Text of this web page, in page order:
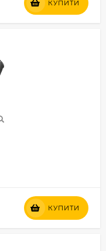
КУПИТИ
КУПИТИ